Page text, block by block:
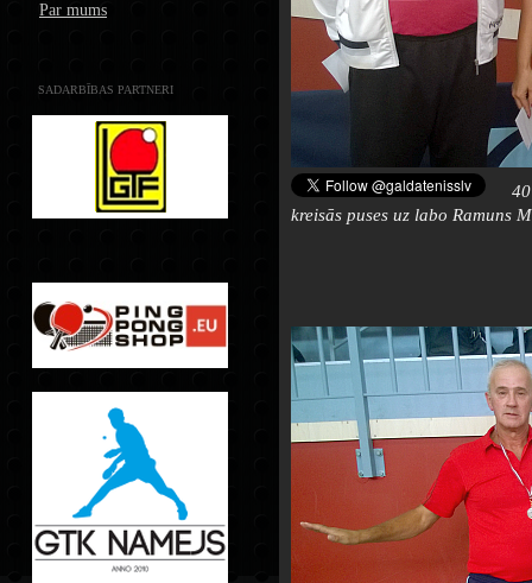
Par mums
SADARBĪBAS PARTNERI
kreisās puses uz labo Ramuns